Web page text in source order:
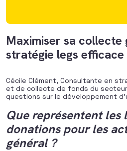
Maximiser sa collecte
stratégie legs efficace
Cécile Clément, Consultante en
et de collecte de fonds du
questions sur le développement
Que représentent les
donations pour les
général ?